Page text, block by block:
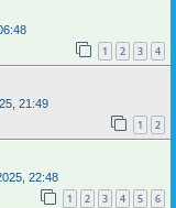
1 2 3 4
21:49
1 2
22:48
1 2 3 4 5 6